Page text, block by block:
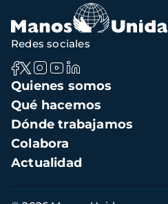
Navegación
principal
Quienes somos
Qué hacemos
Dónde trabajamos
Colabora
Actualidad
Redes sociales